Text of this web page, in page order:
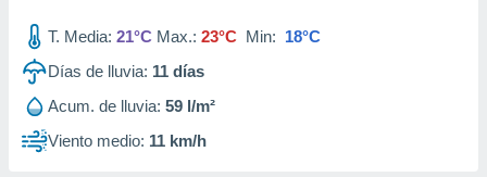
T. Media: 21°C Max.: 23°C Min: 18°C
Días de lluvia: 11 días
Acum. de lluvia: 59 l/m²
Viento medio: 11 km/h